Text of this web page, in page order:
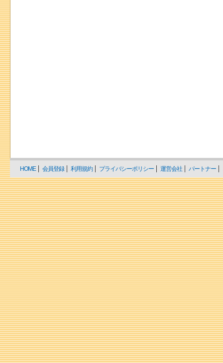
HOME 会員登録 利用規約 プライバシーポリシー 運営会社 パートナー